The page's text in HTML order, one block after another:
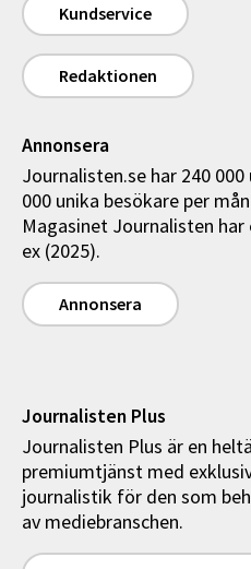
Kundservice
Redaktionen
Annonsera
Journalisten.se har 240
000 unika besökare per
Magasinet Journalisten har
ex (2025).
Annonsera
Journalisten Plus
Journalisten Plus är en
premiumtjänst med
journalistik för den som
av mediebranschen.